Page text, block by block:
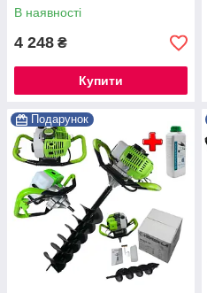
В наявності
4 248 ₴
Купити
Подарунок